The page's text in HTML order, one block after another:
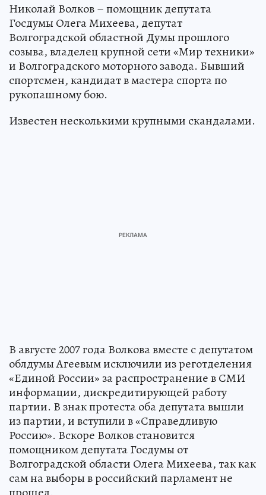
Николай Волков – помощник депутата
Госдумы Олега Михеева, депутат
Волгоградской областной Думы прошлого
созыва, владелец крупной сети «Мир техники»
и Волгоградского моторного завода. Бывший
спортсмен, кандидат в мастера спорта по
рукопашному бою.
Известен несколькими крупными скандалами.
В августе 2007 года Волкова вместе с депутатом
облдумы Агеевым исключили из реготделения
«Единой России» за распространение в СМИ
информации, дискредитирующей работу
партии. В знак протеста оба депутата вышли
из партии, и вступили в «Справедливую
Россию». Вскоре Волков становится
помощником депутата Госдумы от
Волгоградской области Олега Михеева, так как
сам на выборы в российский парламент не